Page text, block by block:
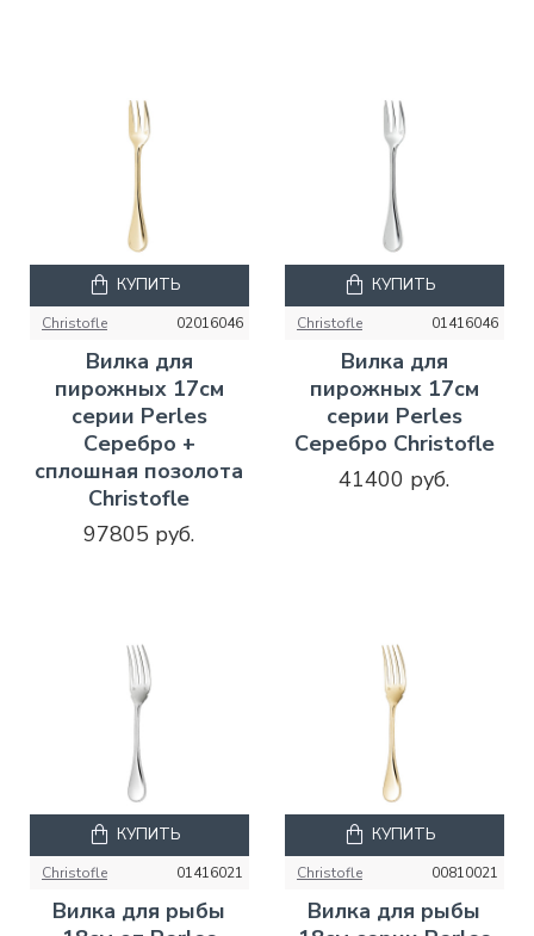
Christofle 02016046
Вилка для
пирожных 17см
серии Perles
Серебро +
сплошная позолота
Christofle
97805 руб.
КУПИТЬ
Christofle 01416046
Вилка для
пирожных 17см
серии Perles
Серебро Christofle
41400 руб.
КУПИТЬ
Christofle 01416021
Вилка для рыбы
КУПИТЬ
Christofle 00810021
Вилка для рыбы
КУПИТЬ